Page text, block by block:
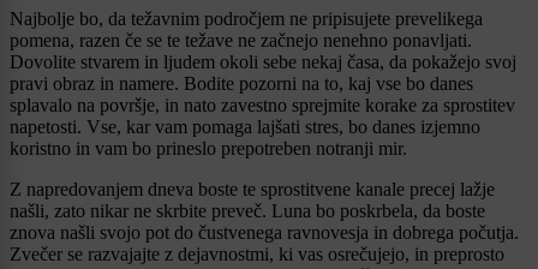
Najbolje bo, da težavnim področjem ne pripisujete prevelikega
pomena, razen če se te težave ne začnejo nenehno ponavljati.
Dovolite stvarem in ljudem okoli sebe nekaj časa, da pokažejo svoj
pravi obraz in namere. Bodite pozorni na to, kaj vse bo danes
splavalo na površje, in nato zavestno sprejmite korake za sprostitev
napetosti. Vse, kar vam pomaga lajšati stres, bo danes izjemno
koristno in vam bo prineslo prepotreben notranji mir.
Z napredovanjem dneva boste te sprostitvene kanale precej lažje
našli, zato nikar ne skrbite preveč. Luna bo poskrbela, da boste
znova našli svojo pot do čustvenega ravnovesja in dobrega počutja.
Zvečer se razvajajte z dejavnostmi, ki vas osrečujejo, in preprosto